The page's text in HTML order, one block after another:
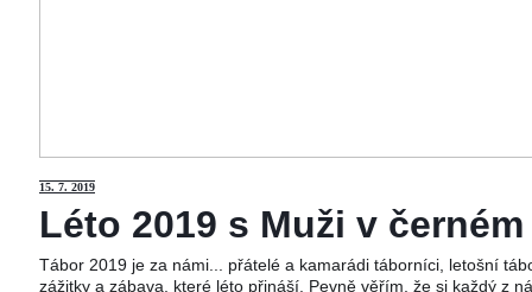
15. 7. 2019
Léto 2019 s Muži v
Tábor 2019 je za námi... přátelé a kamarádi táborníci, letošní
zážitky a zábava, které léto přináší. Pevně věřím, že si každý z